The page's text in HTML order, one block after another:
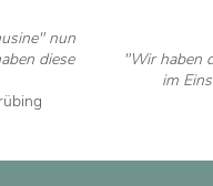
nun
diese
"Wir haben
im